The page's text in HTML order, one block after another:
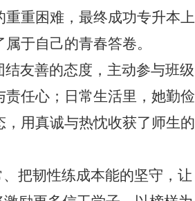
重困难，最终成功专升本上
于自己的青春答卷。
友善的态度，主动参与班级
任心；日常生活里，她勤俭
用真诚与热忱收获了师生的
把韧性练成本能的坚守，让